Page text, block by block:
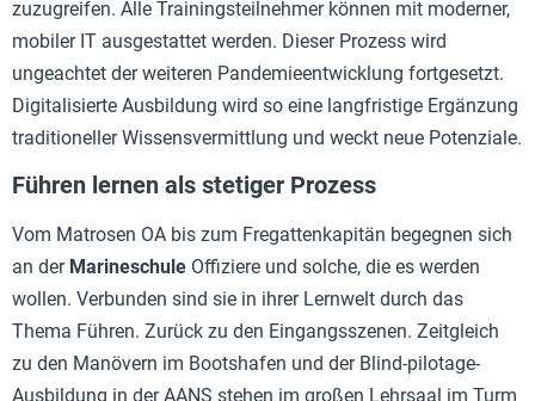
zuzugreifen. Alle Trainingsteilnehmer können mit moderner,
mobiler IT ausgestattet werden. Dieser Prozess wird
ungeachtet der weiteren Pandemieentwicklung fortgesetzt.
Digitalisierte Ausbildung wird so eine langfristige Ergänzung
traditioneller Wissensvermittlung und weckt neue Potenziale.
Führen lernen als stetiger Prozess
Vom Matrosen OA bis zum Fregattenkapitän begegnen sich
an der Marineschule Offiziere und solche, die es werden
wollen. Verbunden sind sie in ihrer Lernwelt durch das
Thema Führen. Zurück zu den Eingangsszenen. Zeitgleich
zu den Manövern im Bootshafen und der Blind-pilotage-
Ausbildung in der AANS stehen im großen Lehrsaal im Turm